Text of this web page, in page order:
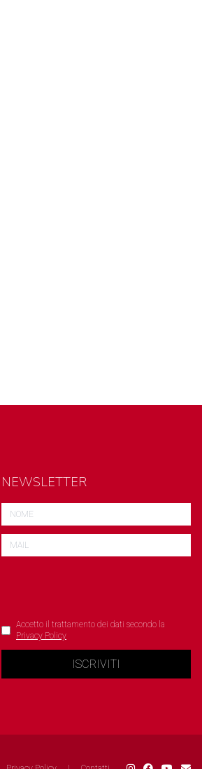
NEWSLETTER
Accetto il trattamento dei dati secondo la
Privacy Policy
ISCRIVITI